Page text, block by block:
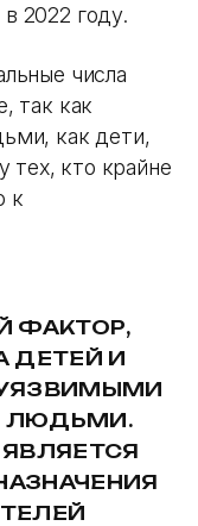
2022 году.
числа
так как
как дети,
тех, кто крайне
к
ФАКТОР,
ДЕТЕЙ И
ЛЮДЬМИ.